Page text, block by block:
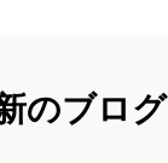
のブログ